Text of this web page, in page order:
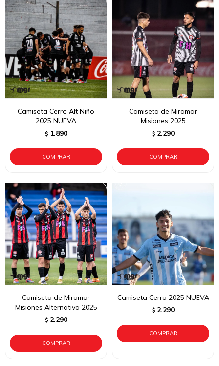
Camiseta Cerro Alt Niño
2025 NUEVA
$ 1.890
Camiseta de Miramar
Misiones 2025
$ 2.290
Camiseta de Miramar
Misiones Alternativa 2025
$ 2.290
Camiseta Cerro 2025 NUEVA
$ 2.290